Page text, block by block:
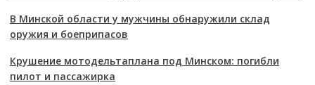
В Минской области у мужчины обнаружили склад
оружия и боеприпасов
Крушение мотодельтаплана под Минском: погибли
пилот и пассажирка